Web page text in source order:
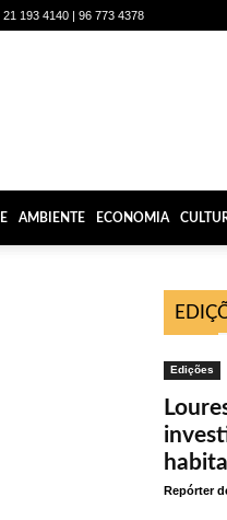
21 193 4140 | 96 773 4378
AMBIENTE ECONOMIA
Edições
Repórter